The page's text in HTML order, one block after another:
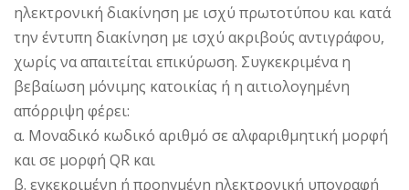
ηλεκτρονική διακίνηση με ισχύ πρωτοτύπου και κατά
την έντυπη διακίνηση με ισχύ ακριβούς αντιγράφου,
χωρίς να απαιτείται επικύρωση. Συγκεκριμένα η
βεβαίωση μόνιμης κατοικίας ή η αιτιολογημένη
απόρριψη φέρει:
α. Μοναδικό κωδικό αριθμό σε αλφαριθμητική μορφή
και σε μορφή QR και
β. εγκεκριμένη ή προηγμένη ηλεκτρονική υπογραφή